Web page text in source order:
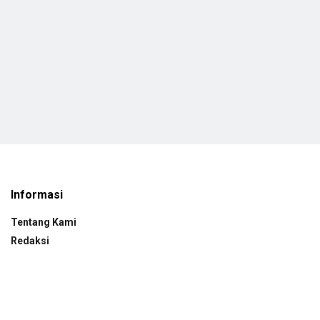
Informasi
Tentang Kami
Redaksi